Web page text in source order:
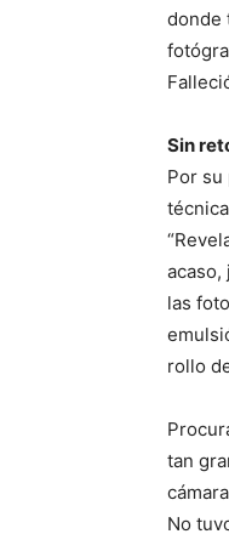
donde
Sin
Por
acaso,
las
rollo
tan
No